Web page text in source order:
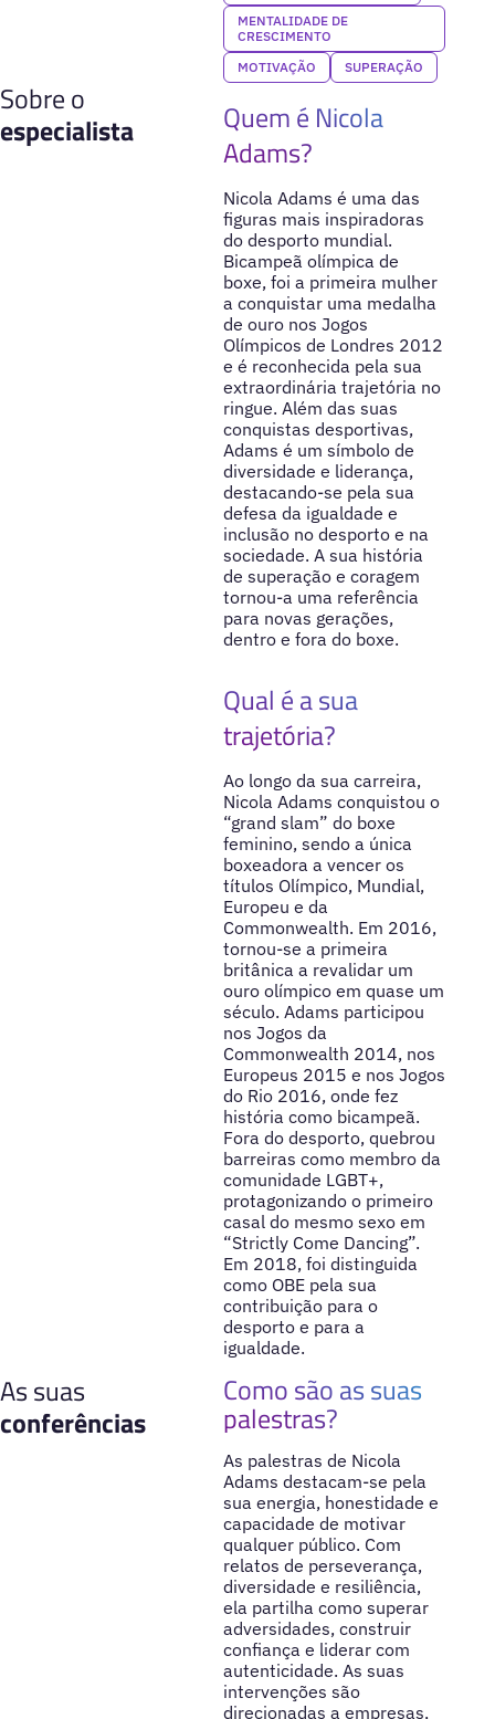
MENTALIDADE DE
CRESCIMENTO
MOTIVAÇÃO
SUPERAÇÃO
Sobre o
especialista
Quem é Nicola
Adams?
Nicola Adams é uma das
figuras mais inspiradoras
do desporto mundial.
Bicampeã olímpica de
boxe, foi a primeira mulher
a conquistar uma medalha
de ouro nos Jogos
Olímpicos de Londres 2012
e é reconhecida pela sua
extraordinária trajetória no
ringue. Além das suas
conquistas desportivas,
Adams é um símbolo de
diversidade e liderança,
destacando-se pela sua
defesa da igualdade e
inclusão no desporto e na
sociedade. A sua história
de superação e coragem
tornou-a uma referência
para novas gerações,
dentro e fora do boxe.
Qual é a sua
trajetória?
Ao longo da sua carreira,
Nicola Adams conquistou o
“grand slam” do boxe
feminino, sendo a única
boxeadora a vencer os
títulos Olímpico, Mundial,
Europeu e da
Commonwealth. Em 2016,
tornou-se a primeira
britânica a revalidar um
ouro olímpico em quase um
século. Adams participou
nos Jogos da
Commonwealth 2014, nos
Europeus 2015 e nos Jogos
do Rio 2016, onde fez
história como bicampeã.
Fora do desporto, quebrou
barreiras como membro da
comunidade LGBT+,
protagonizando o primeiro
casal do mesmo sexo em
“Strictly Come Dancing”.
Em 2018, foi distinguida
como OBE pela sua
contribuição para o
desporto e para a
igualdade.
As suas
conferências
Como são as suas
palestras?
As palestras de Nicola
Adams destacam-se pela
sua energia, honestidade e
capacidade de motivar
qualquer público. Com
relatos de perseverança,
diversidade e resiliência,
ela partilha como superar
adversidades, construir
confiança e liderar com
autenticidade. As suas
intervenções são
direcionadas a empresas,